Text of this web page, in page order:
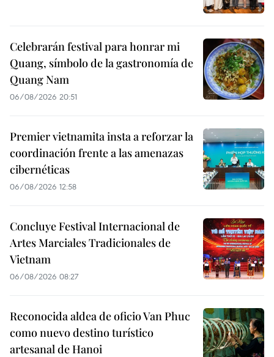
Celebrarán festival para honrar mi
Quang, símbolo de la gastronomía de
Quang Nam
06/08/2026 20:51
Premier vietnamita insta a reforzar la
coordinación frente a las amenazas
cibernéticas
06/08/2026 12:58
Concluye Festival Internacional de
Artes Marciales Tradicionales de
Vietnam
06/08/2026 08:27
Reconocida aldea de oficio Van Phuc
como nuevo destino turístico
artesanal de Hanoi